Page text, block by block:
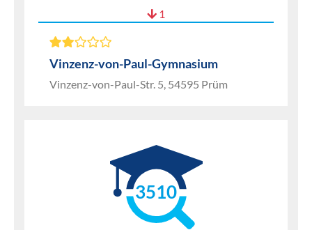
1
Vinzenz-von-Paul-Gymnasium
Vinzenz-von-Paul-Str. 5, 54595 Prüm
3510